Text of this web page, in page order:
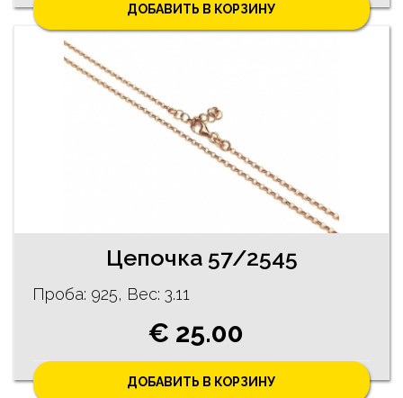
ДОБАВИТЬ В КОРЗИНУ
Цепочка 57/2545
Проба: 925, Bес: 3.11
€ 25.00
ДОБАВИТЬ В КОРЗИНУ